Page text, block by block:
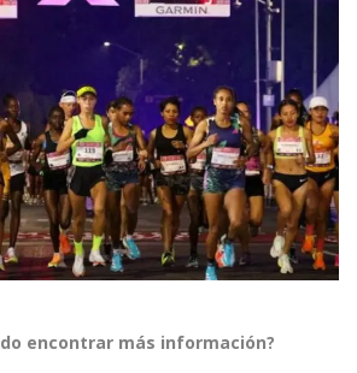
encontrar más información?